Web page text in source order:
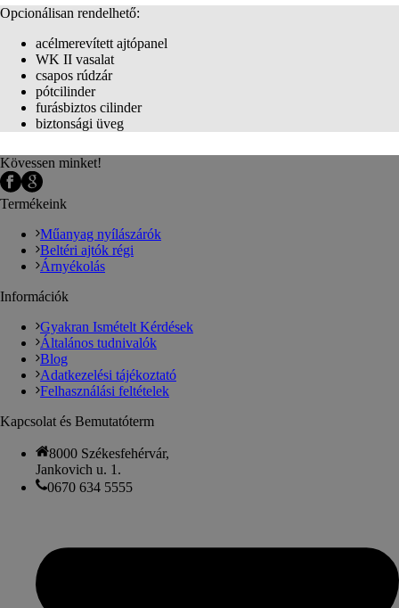
Opcionálisan rendelhető:
acélmerevített ajtópanel
WK II vasalat
csapos rúdzár
pótcilinder
furásbiztos cilinder
biztonsági üveg
Kövessen minket!
Termékeink
Műanyag nyílászárók
Beltéri ajtók régi
Árnyékolás
Információk
Gyakran Ismételt Kérdések
Általános tudnivalók
Blog
Adatkezelési tájékoztató
Felhasználási feltételek
Kapcsolat és Bemutatóterm
8000 Székesfehérvár,
Jankovich u. 1.
0670 634 5555